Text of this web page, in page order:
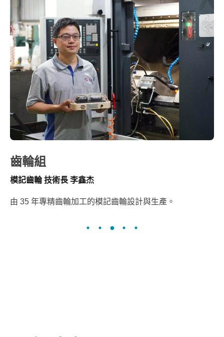
齒輪組
模記齒輪 技術長 李鑫杰
由 35 年專精齒輪加工的模記齒輪設計與生產。